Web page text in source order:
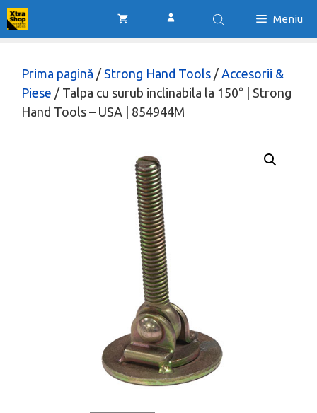
Sari
la
Meniu
Prima pagină / Strong Hand Tools / Accesorii &
Piese / Talpa cu surub inclinabila la 150° | Strong
Hand Tools – USA | 854944M